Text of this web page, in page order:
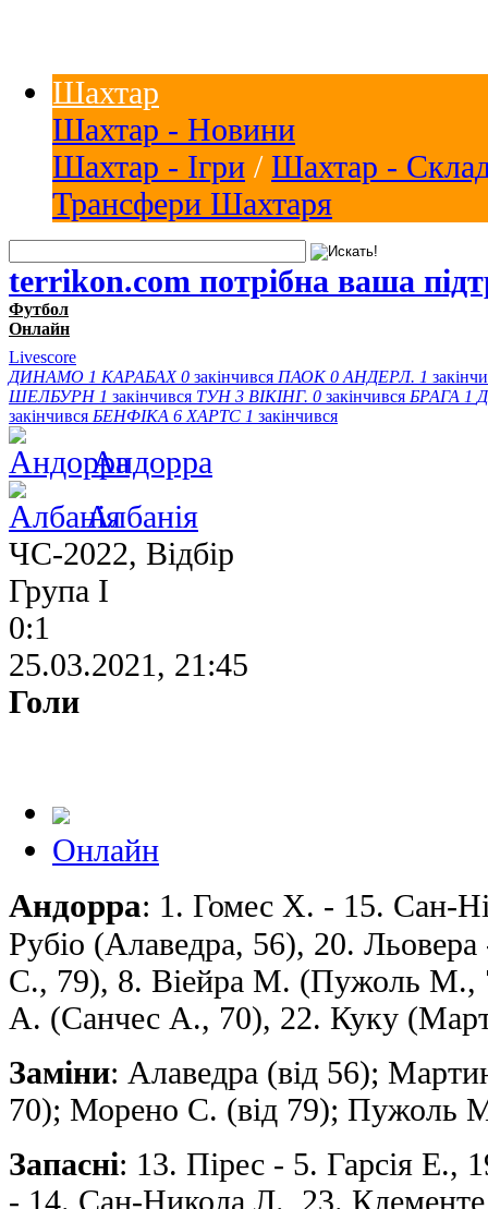
Шахтар
Шахтар - Новини
Шахтар - Ігри / Шахтар -
Трансфери Шахтаря
terrikon.com потрібна ваша
Футбол
Онлайн
Livescore
ДИНАМО 1 КАРАБАХ 0 закінчився ПАОК 0 АНДЕРЛ. 1
ШЕЛБУРН 1 закінчився ТУН 3 ВІКІНГ. 0 закінчився БРАГА 1
закінчився БЕНФІКА 6 ХАРТС 1 закінчився
Андорра
Албанія
ЧС-2022, Відбір
Група I
0:1
25.03.2021, 21:45
Голи
Онлайн
Андорра: 1. Гомес Х. - 15. Сан-
Рубіо (Алаведра, 56), 20.
С., 79), 8. Віейра М. (Пужоль М.,
А. (Санчес А., 70), 22. Куку
Заміни: Алаведра (від 56);
70); Морено С. (від 79); Пужоль
Запасні: 13. Пірес - 5. Гарсія Е.,
- 14. Сан-Никола Л., 23. Клементе